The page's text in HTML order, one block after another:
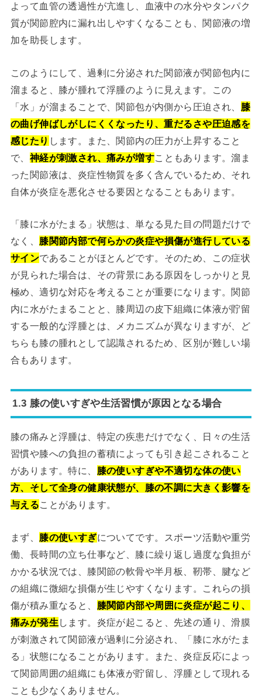
よって血管の透過性が亢進し、血液中の水分やタンパク
質が関節腔内に漏れ出しやすくなることも、関節液の増
加を助長します。
このようにして、過剰に分泌された関節液が関節包内に
溜まると、膝が腫れて浮腫のように見えます。この
「水」が溜まることで、関節包が内側から圧迫され、 膝
の曲げ伸ばしがしにくくなったり、重だるさや圧迫感を
感じたり します。また、関節内の圧力が上昇すること
で、神経が刺激され、痛みが増すこともあります。溜ま
った関節液は、炎症性物質を多く含んでいるため、それ
自体が炎症を悪化させる要因となることもあります。
「膝に水がたまる」状態は、単なる見た目の問題だけで
なく、 膝関節内部で何らかの炎症や損傷が進行している
サインであることがほとんどです。そのため、この症状
が見られた場合は、その背景にある原因をしっかりと見
極め、適切な対応を考えることが重要になります。関節
内に水がたまることと、膝周辺の皮下組織に体液が貯留
する一般的な浮腫とは、メカニズムが異なりますが、ど
ちらも膝の腫れとして認識されるため、区別が難しい場
合もあります。
1.3 膝の使いすぎや生活習慣が原因となる場合
膝の痛みと浮腫は、特定の疾患だけでなく、日々の生活
習慣や膝への負担の蓄積によっても引き起こされること
があります。特に、 膝の使いすぎや不適切な体の使い
方、そして全身の健康状態が、膝の不調に大きく影響を
与えることがあります。
まず、 膝の使いすぎについてです。スポーツ活動や重労
働、長時間の立ち仕事など、膝に繰り返し過度な負担が
かかる状況では、膝関節の軟骨や半月板、靭帯、腱など
の組織に微細な損傷が生じやすくなります。これらの損
傷が積み重なると、 膝関節内部や周囲に炎症が起こり、
痛みが発生 します。炎症が起こると、先述の通り、滑膜
が刺激されて関節液が過剰に分泌され、「膝に水がたま
る」状態になることがあります。また、炎症反応によっ
て関節周囲の組織にも体液が貯留し、浮腫として現れる
ことも少なくありません。